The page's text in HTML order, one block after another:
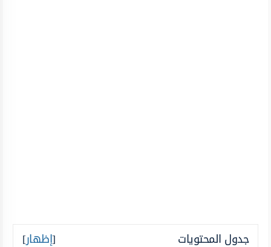
جدول المحتويات [إظهار]